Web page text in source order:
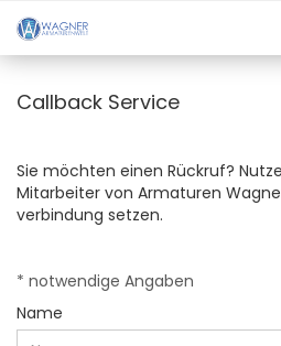
Callback Service
Sie möchten einen Rückruf?
Mitarbeiter von Armaturen
verbindung setzen.
CALLBACK
SERVICE
* notwendige Angaben
Name